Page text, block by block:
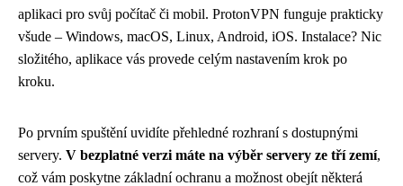
aplikaci pro svůj počítač či mobil. ProtonVPN funguje prakticky
všude – Windows, macOS, Linux, Android, iOS. Instalace? Nic
složitého, aplikace vás provede celým nastavením krok po
kroku.
Po prvním spuštění uvidíte přehledné rozhraní s dostupnými
servery. V bezplatné verzi máte na výběr servery ze tří zemí,
což vám poskytne základní ochranu a možnost obejít některá